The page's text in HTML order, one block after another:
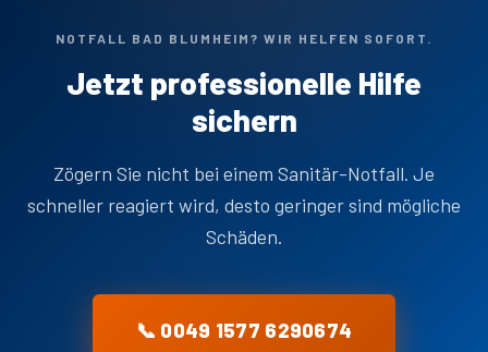
NOTFALL BAD BLUMHEIM? WIR HELFEN SOFORT.
Jetzt professionelle Hilfe
sichern
Zögern Sie nicht bei einem Sanitär-Notfall. Je
schneller reagiert wird, desto geringer sind mögliche
Schäden.
📞 0049 1577 6290674